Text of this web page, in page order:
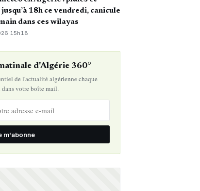
18h ce vendredi, canicule
dans ces wilayas
· 15h18
d'Algérie 360°
de l'actualité algérienne chaque
dans votre boîte mail.
m'abonne